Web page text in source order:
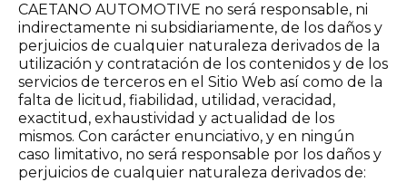
CAETANO AUTOMOTIVE no será responsable, ni
indirectamente ni subsidiariamente, de los daños y
perjuicios de cualquier naturaleza derivados de la
utilización y contratación de los contenidos y de los
servicios de terceros en el Sitio Web así como de la
falta de licitud, fiabilidad, utilidad, veracidad,
exactitud, exhaustividad y actualidad de los
mismos. Con carácter enunciativo, y en ningún
caso limitativo, no será responsable por los daños y
perjuicios de cualquier naturaleza derivados de: